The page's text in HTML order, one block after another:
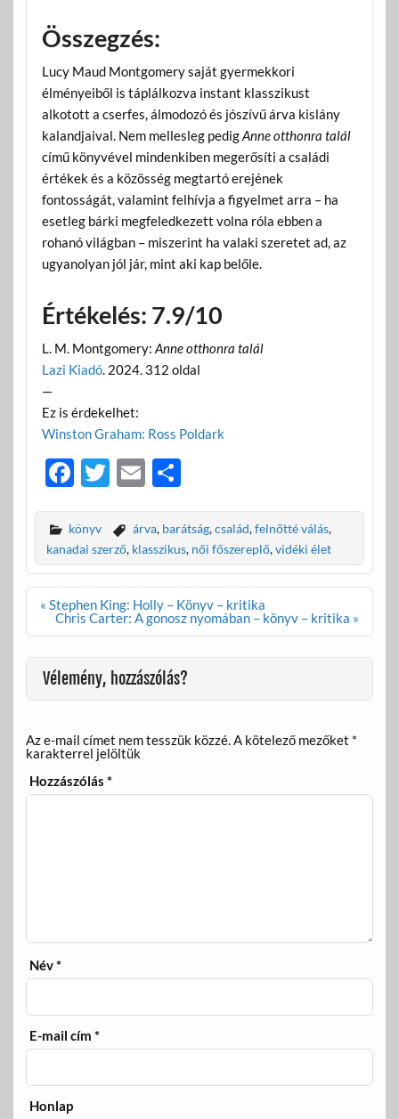
Összegzés:
Lucy Maud Montgomery saját gyermekkori
élményeiből is táplálkozva instant klasszikust
alkotott a cserfes, álmodozó és jószívű árva kislány
kalandjaival. Nem mellesleg pedigAnne otthonra talál
című könyvével mindenkiben megerősíti a családi
értékek és a közösség megtartó erejének
fontosságát, valamint felhívja a figyelmet arra – ha
esetleg bárki megfeledkezett volna róla ebben a
rohanó világban – miszerint ha valaki szeretet ad, az
ugyanolyan jól jár, mint aki kap belőle.
Értékelés: 7.9/10
L. M. Montgomery: Anne otthonra talál
Lazi Kiadó. 2024. 312 oldal
—
Ez is érdekelhet:
Winston Graham: Ross Poldark
F
e
b
o
o
k
T
itt
er
E
ail
O
za
m
e
g
könyv árva, barátság,család,felnőtté válás,
kanadai szerző, klasszikus, női főszereplő,vidéki élet
Bejegyzés
navigáció
« Stephen King: Holly – Könyv – kritika
Chris Carter: A gonosz nyomában – könyv – kritika »
Vélemény, hozzászólás?
Az e-mail címet nem tesszük közzé.A kötelező mezőket *
karakterrel jelöltük
Hozzászólás*
Név*
E-mail cím*
Honlap